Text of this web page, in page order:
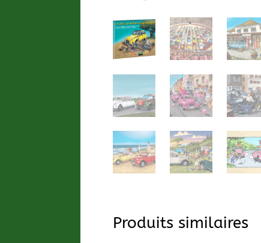
Produits similaires